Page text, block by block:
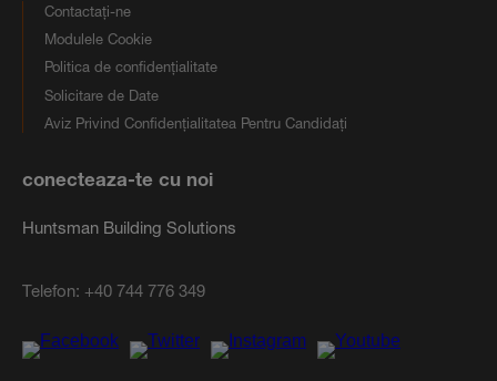
Contactați-ne
Modulele Cookie
Politica de confidențialitate
Solicitare de Date
Aviz Privind Confidențialitatea Pentru Candidați
conecteaza-te cu noi
Huntsman Building Solutions
Telefon: +40 744 776 349